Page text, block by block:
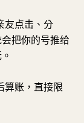
友点击、分
把你的号推给
算账，直接限